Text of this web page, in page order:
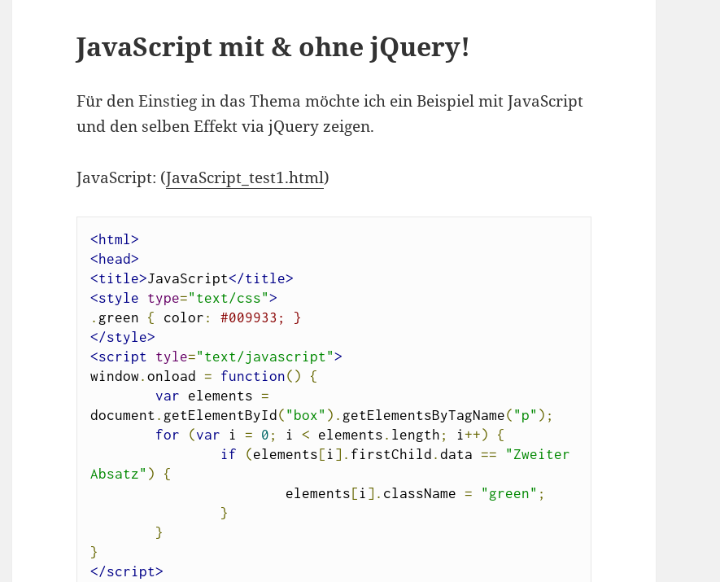
JavaScript mit & ohne jQuery!
Für den Einstieg in das Thema möchte ich ein Beispiel mit JavaScript
und den selben Effekt via jQuery zeigen.
JavaScript: (JavaScript_test1.html)
<html>
<head>
<title>JavaScript</title>
<style type="text/css">
. green { color :
#009933; }
</style>
<script tyle="text/javascript">
window . onload = function()
{
var elements =
document . getElementById ( "box" ). getElementsByTagName( "p" );
for
(var i = 0 ; i < elements . length ; i++)
{
if
(elements [i ]. firstChild . data ==
"Zweiter
Absatz" )
{
			elements
[i ]. className = "green" ;
}
}
}
</script>